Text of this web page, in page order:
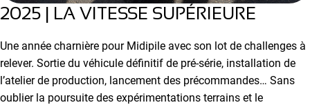
2025 | LA VITESSE SUPÉRIEURE
Une année charnière pour Midipile avec son lot de challenges à
relever. Sortie du véhicule définitif de pré-série, installation de
l’atelier de production, lancement des précommandes… Sans
oublier la poursuite des expérimentations terrains et le